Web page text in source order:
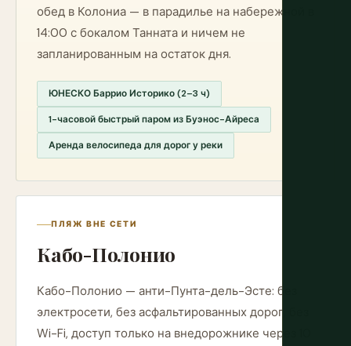
обед в Колониа — в парадилье на набережной в
14:00 с бокалом Танната и ничем не
запланированным на остаток дня.
ЮНЕСКО Баррио Историко (2–3 ч)
1-часовой быстрый паром из Буэнос-Айреса
Аренда велосипеда для дорог у реки
ПЛЯЖ ВНЕ СЕТИ
Кабо-Полонио
Кабо-Полонио — анти-Пунта-дель-Эсте: без
электросети, без асфальтированных дорог, без
Wi-Fi, доступ только на внедорожнике через 10